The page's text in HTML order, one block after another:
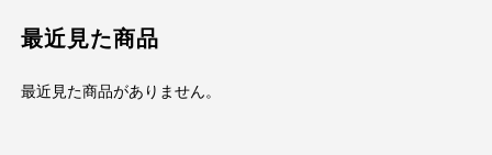
最近見た商品
最近見た商品がありません。